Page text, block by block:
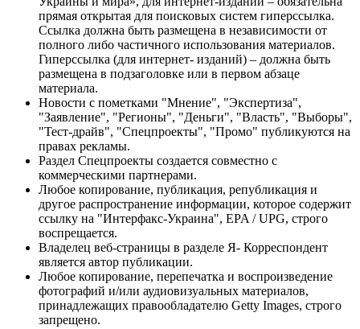
прямая открытая для поисковых систем гиперссылка.
Ссылка должна быть размещена в независимости от
полного либо частичного использования материалов.
Гиперссылка (для интернет- изданий) – должна быть
размещена в подзаголовке или в первом абзаце
материала.
Новости с пометками "Мнение", "Экспертиза",
"Заявление", "Регионы", "Деньги", "Власть", "Выборы",
"Тест-драйв", "Спецпроекты", "Промо" публикуются на
правах рекламы.
Раздел Спецпроекты создается совместно с
коммерческими партнерами.
Любое копирование, публикация, републикация и
другое распространение информации, которое содержит
ссылку на "Интерфакс-Украина", EPA / UPG, строго
воспрещается.
Владелец веб-страницы в разделе Я- Корреспондент
является автор публикации.
Любое копирование, перепечатка и воспроизведение
фотографий и/или аудиовизуальных материалов,
принадлежащих правообладателю Getty Images, строго
запрещено.